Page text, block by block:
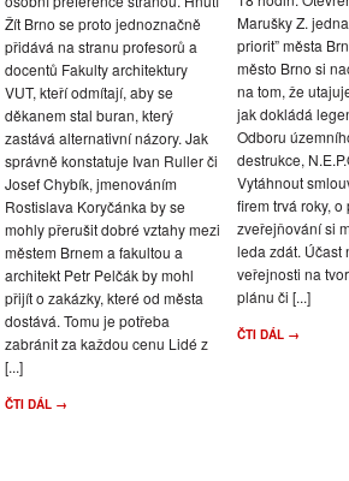
Žít Brno se proto jednoznačně
přidává na stranu profesorů a
docentů Fakulty architektury
VUT, kteří odmítají, aby se
děkanem stal buran, který
zastává alternativní názory. Jak
správně konstatuje Ivan Ruller či
Josef Chybík, jmenováním
Rostislava Koryčánka by se
mohly přerušit dobré vztahy mezi
městem Brnem a fakultou a
architekt Petr Pelčák by mohl
přijít o zakázky, které od města
dostává. Tomu je potřeba
zabránit za každou cenu Lidé z
[...]
ČTI DÁL →
Marušky Z.
priorit” města
město Brno si
na tom, že
jak dokládá
Odboru
destrukce,
Vytáhnout
firem trvá roky,
zveřejňování si
leda zdát. Účast
veřejnosti na
plánu či [...]
ČTI DÁL →